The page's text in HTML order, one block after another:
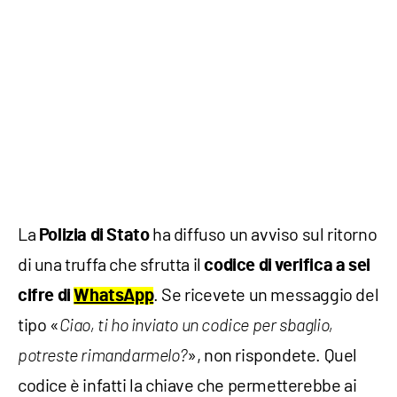
La Polizia di Statoha diffuso un avviso sul ritorno
di una truffa che sfrutta ilcodice di verifica a sei
cifre diWhatsApp. Se ricevete un messaggio del
tipo «Ciao, ti ho inviato un codice per sbaglio,
potreste rimandarmelo?», non rispondete. Quel
codice è infatti la chiave che permetterebbe ai